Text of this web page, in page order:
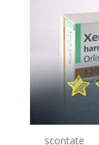
scontate